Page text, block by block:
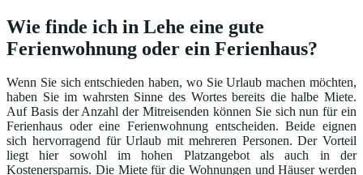
Wie finde ich in Lehe eine gute
Ferienwohnung oder ein Ferienhaus?
Wenn Sie sich entschieden haben, wo Sie Urlaub machen möchten,
haben Sie im wahrsten Sinne des Wortes bereits die halbe Miete.
Auf Basis der Anzahl der Mitreisenden können Sie sich nun für ein
Ferienhaus oder eine Ferienwohnung entscheiden. Beide eignen
sich hervorragend für Urlaub mit mehreren Personen. Der Vorteil
liegt hier sowohl im hohen Platzangebot als auch in der
Kostenersparnis. Die Miete für die Wohnungen und Häuser werden